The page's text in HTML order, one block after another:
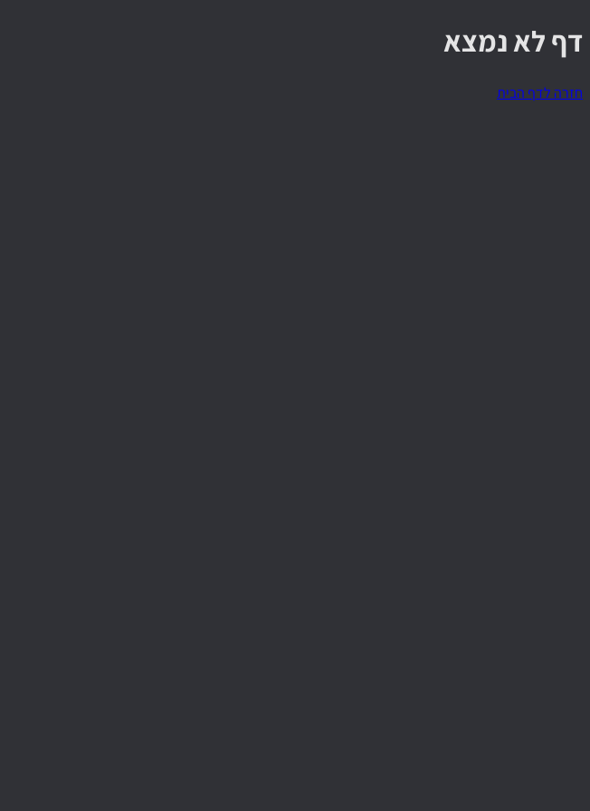
דף לא נמצא
חזרה לדף הבית